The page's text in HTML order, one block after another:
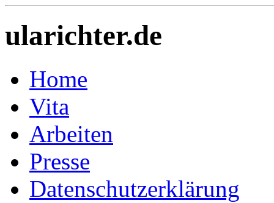
ularichter.de
Home
Vita
Arbeiten
Presse
Datenschutzerklärung